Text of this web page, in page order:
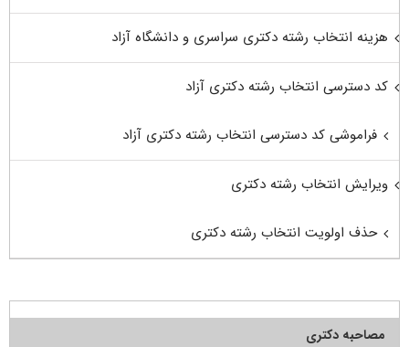
هزینه انتخاب رشته دکتری سراسری و دانشگاه آزاد
کد دسترسی انتخاب رشته دکتری آزاد
فراموشی کد دسترسی انتخاب رشته دکتری آزاد
ویرایش انتخاب رشته دکتری
حذف اولویت انتخاب رشته دکتری
مصاحبه دکتری